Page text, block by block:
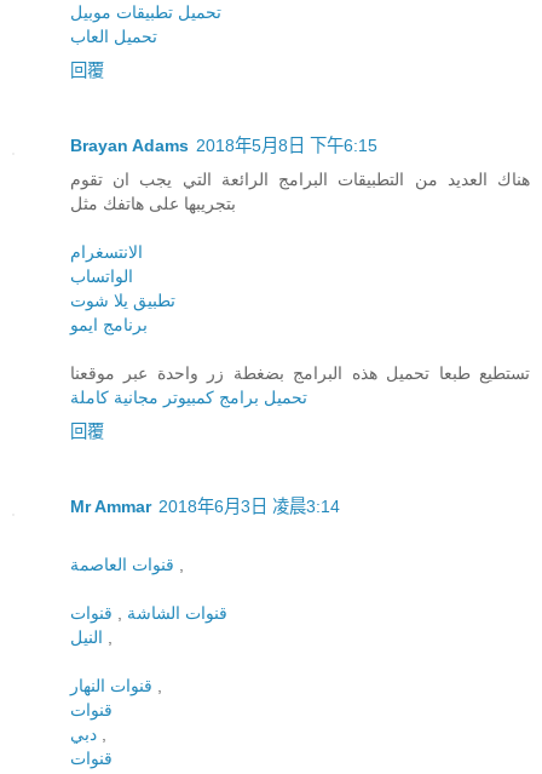
تحميل تطبيقات موبيل
تحميل العاب
回覆
Brayan Adams 2018年5月8日 下午6:15
هناك العديد من التطبيقات البرامج الرائعة التي يجب ان تقوم
بتجريبها على هاتفك مثل
الانتسغرام
الواتساب
تطبيق يلا شوت
برنامج ايمو
تستطيع طبعا تحميل هذه البرامج بضغطة زر واحدة عبر موقعنا
تحميل برامج كمبيوتر مجانية كاملة
回覆
Mr Ammar 2018年6月3日 凌晨3:14
قنوات العاصمة
قنوات الشاشة
قنوات
النيل
قنوات النهار
قنوات
دبي
قنوات